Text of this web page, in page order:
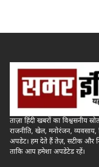
ताज़ा हिंदी खबरों का विश्वसनीय
राजनीति, खेल, मनोरंजन,
अपडेट। हम देते हैं तेज़, सटीक और
ताकि आप हमेशा अपडेटेड रहें।